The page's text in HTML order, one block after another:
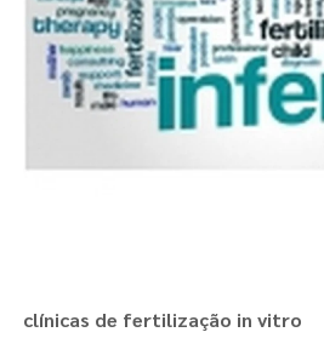
clínicas de fertilização in vitro